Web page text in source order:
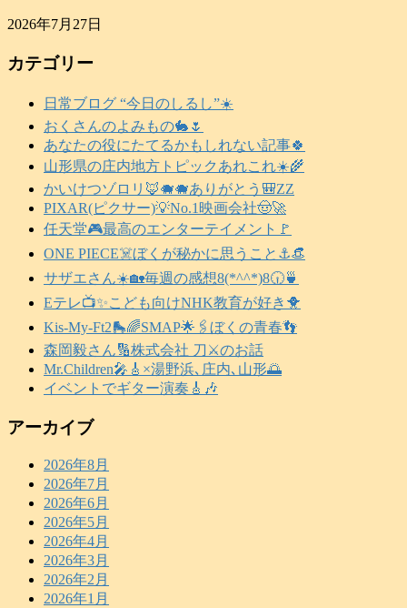
2026年7月27日
カテゴリー
日常ブログ “今日のしるし”☀️
おくさんのよみもの🐇🌷
あなたの役にたてるかもしれない記事🍀
山形県の庄内地方トピックあれこれ☀️🌾
かいけつゾロリ🦊🐗🐗ありがとう🎒ZZ
PIXAR(ピクサー)💡No.1映画会社🤠🚀
任天堂🎮️最高のエンターテイメント🚩
ONE PIECE☠️ぼくが秘かに思うこと⚓️👒
サザエさん☀️🏡毎週の感想8(*^^*)8🕡️🍵
Eテレ📺️✨こども向けNHK教育が好き🐥
Kis-My-Ft2🛼🌈SMAP🌟🖇️ぼくの青春👣
森岡毅さん🔢株式会社 刀⚔️のお話
Mr.Children🎤🎸×湯野浜､庄内､山形🌅
イベントでギター演奏🎸🎶
アーカイブ
2026年8月
2026年7月
2026年6月
2026年5月
2026年4月
2026年3月
2026年2月
2026年1月